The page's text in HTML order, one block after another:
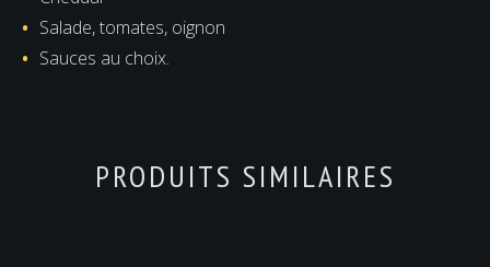
Salade, tomates, oignon
Sauces au choix.
PRODUITS SIMILAIRES